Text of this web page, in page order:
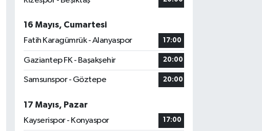
16 Mayıs, Cumartesi
Fatih Karagümrük - Alanyaspor
17:00
Gaziantep FK - Başakşehir 20:00
Samsunspor - Göztepe 20:00
17 Mayıs, Pazar
Kayserispor - Konyaspor
17:00